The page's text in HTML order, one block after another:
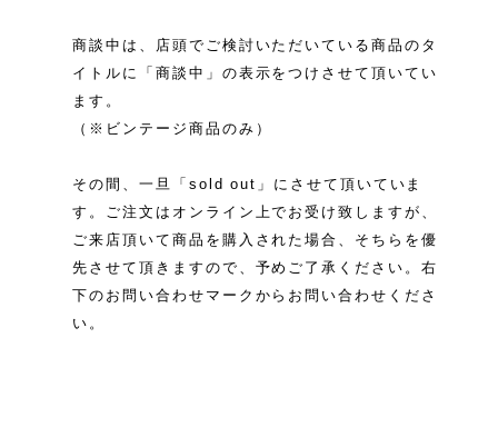
商談中は、店頭でご検討いただいている商品のタ
イトルに「商談中」の表示をつけさせて頂いてい
ます。
（※ビンテージ商品のみ）
その間、一旦「sold out」にさせて頂いていま
す。ご注文はオンライン上でお受け致しますが、
ご来店頂いて商品を購入された場合、そちらを優
先させて頂きますので、予めご了承ください。右
下のお問い合わせマークからお問い合わせくださ
い。